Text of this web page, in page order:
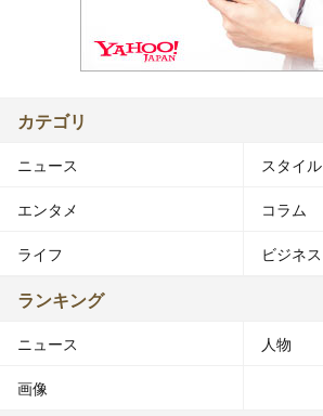
カテゴリ
ニュース スタイル
エンタメ コラム
ライフ ビジネス
ランキング
ニュース 人物
画像